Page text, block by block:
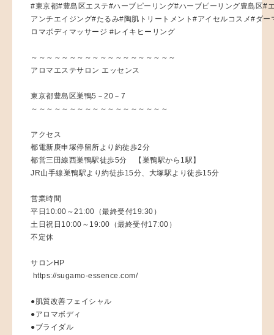
#東京都#豊島区エステ#ハーブピーリング#ハーブピーリング豊島区
アンチエイジング#たるみ#陶肌トリートメント#アイセルコスメ#ダ
ロマボディマッサージ #レイキヒーリング
～～～～～～～～～～～～～～～～～～～
アロマエステサロン エッセンス
東京都豊島区巣鴨5－20－7
～～～～～～～～～～～～～～～～～～
アクセス
都電新庚申塚停留所より約徒歩2分
都営三田線西巣鴨駅徒歩5分 【巣鴨駅から1駅】
JR山手線巣鴨駅より約徒歩15分、大塚駅より徒歩15分
営業時間
平日10:00～21:00（最終受付19:30）
土日祝日10:00～19:00（最終受付17:00）
不定休
サロンHP
https://sugamo-essence.com/
●肌質改善フェイシャル
●アロマボディ
●ブライダル